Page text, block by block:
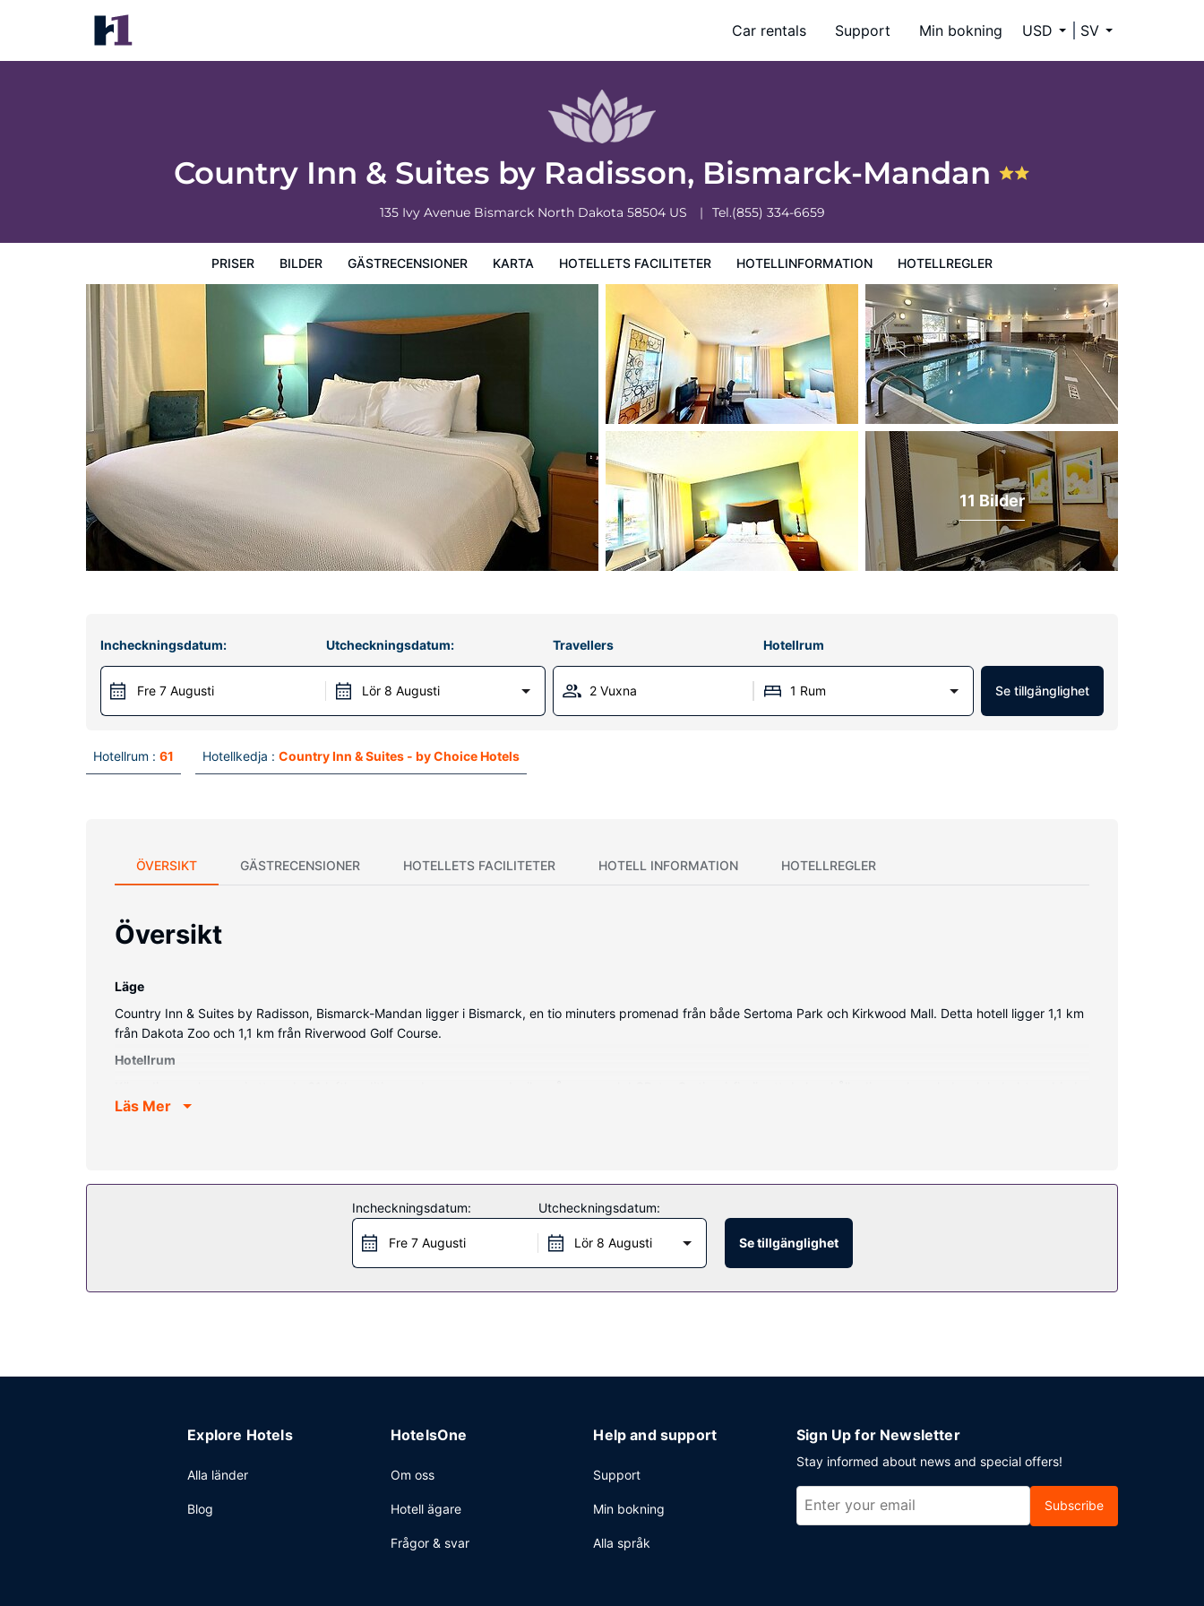
Car rentals Support Min bokning USD SV
Country Inn & Suites by Radisson, Bismarck-Mandan
135 Ivy Avenue Bismarck North Dakota 58504 US Tel.(855) 334-6659
PRISER BILDER GÄSTRECENSIONER KARTA HOTELLETS FACILITETER HOTELLINFORMATION HOTELLREGLER
Country Inn & Suites by Radisson, Bismarck-Mandan
Priser
11 Bilder
Incheckningsdatum:
Fre 7 Augusti
Utcheckningsdatum:
Lör 8 Augusti
Travellers Hotellrum
2 Vuxna 1 Rum Se tillgänglighet
Hotellrum : 61 Hotellkedja : Country Inn & Suites - by Choice Hotels
ÖVERSIKT GÄSTRECENSIONER HOTELLETS FACILITETER HOTELL INFORMATION HOTELLREGLER
Översikt
Läge
Country Inn & Suites by Radisson, Bismarck-Mandan ligger i Bismarck, en tio minuters promenad från både Sertoma Park och Kirkwood Mall. Detta hotell ligger 1,1 km
från Dakota Zoo och 1,1 km från Riverwood Golf Course.
Hotellrum
underhållning. Badrummen har dusch och hårtorkar. På rummet finns värdeförvaringsskåp, skrivbord och telefon med gratis lokalsamtal.
Restaurang
Country Inn & Suites by Radisson, Bismarck-Mandan har en restaurang som serverar gäster underbar mat. Frukost serveras mot en avgift.
Gäster har tillgång till bland annat business-service, expressincheckning och expressutcheckning. Avgiftsfri parkering erbjuds på plats.
Läs Mer
Incheckningsdatum:
Fre 7 Augusti
Utcheckningsdatum:
Lör 8 Augusti Se tillgänglighet
Explore Hotels
Alla länder
Blog
HotelsOne
Om oss
Hotell ägare
Frågor & svar
Help and support
Support
Min bokning
Alla språk
Sign Up for Newsletter
Stay informed about news and special offers!
Subscribe